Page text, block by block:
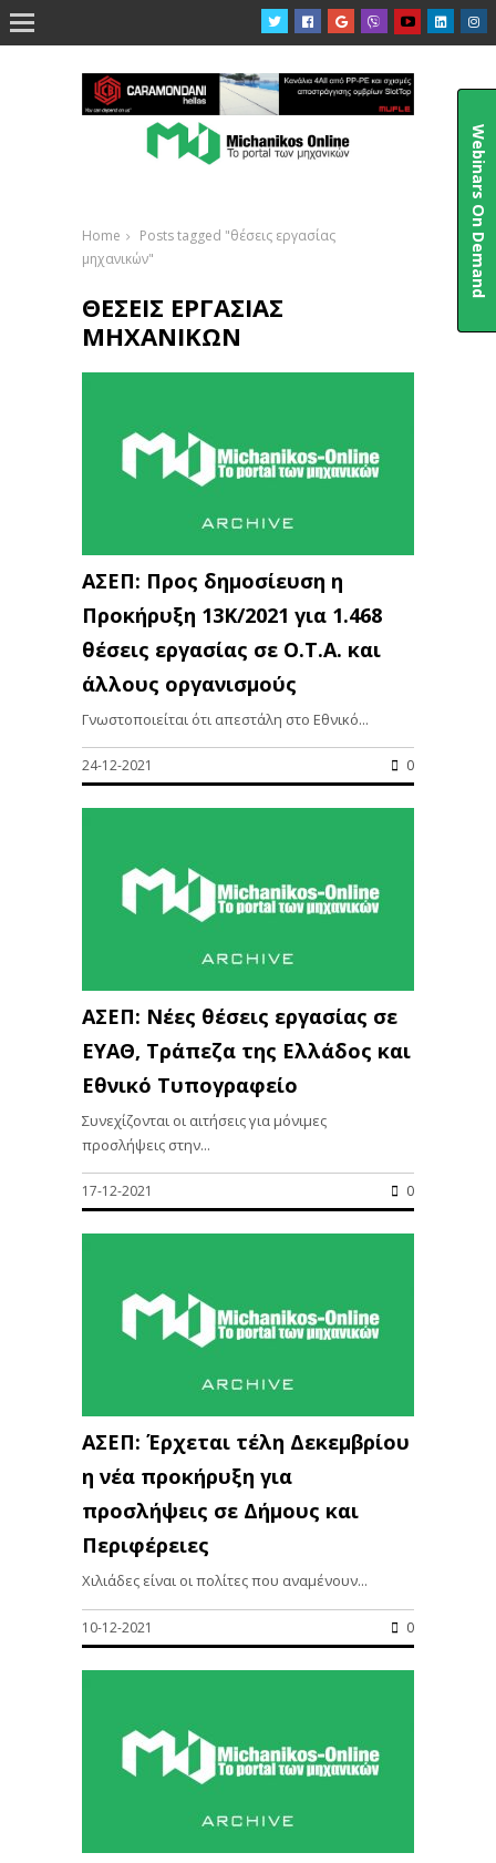

Home
Posts tagged "θέσεις εργασίας
μηχανικών"
ΘΈΣΕΙΣ ΕΡΓΑΣΊΑΣ
ΜΗΧΑΝΙΚΏΝ
ΑΣΕΠ: Προς δημοσίευση η
Προκήρυξη 13K/2021 για 1.468
θέσεις εργασίας σε Ο.Τ.Α. και
άλλους οργανισμούς
Γνωστοποιείται ότι απεστάλη στο Εθνικό...
24-12-2021 0
ΑΣΕΠ: Νέες θέσεις εργασίας σε
ΕΥΑΘ, Τράπεζα της Ελλάδος και
Εθνικό Τυπογραφείο
Συνεχίζονται οι αιτήσεις για μόνιμες
προσλήψεις στην...
17-12-2021 0
ΑΣΕΠ: Έρχεται τέλη Δεκεμβρίου
η νέα προκήρυξη για
προσλήψεις σε Δήμους και
Περιφέρειες
Χιλιάδες είναι οι πολίτες που αναμένουν...
10-12-2021 0
Webinars On Demand